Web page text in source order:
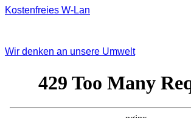
Kostenfreies W‐Lan
Wir denken an unsere Umwelt